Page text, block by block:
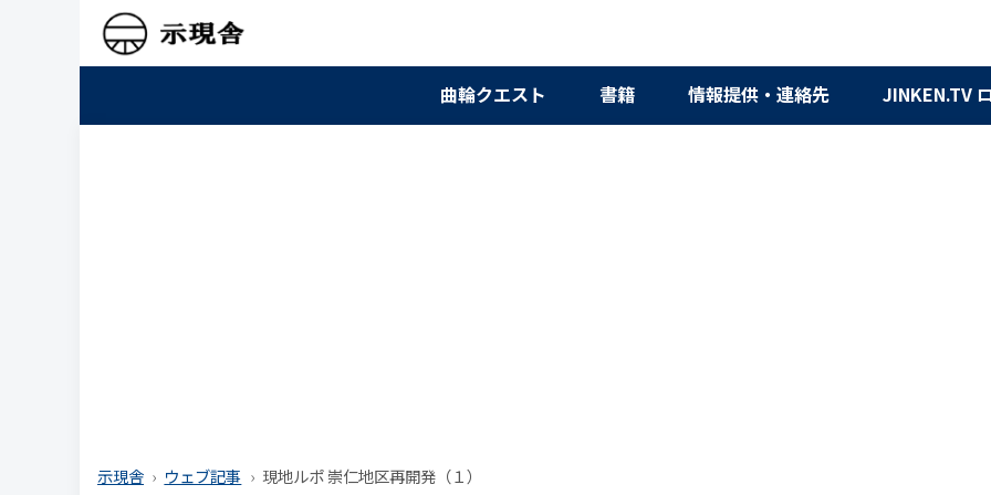
曲輪クエスト 書籍 情報提供・連絡先 JINKEN.TV
示現舎 ウェブ記事 現地ルポ 崇仁地区再開発（１）